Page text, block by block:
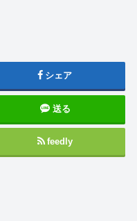
シェア
送る
feedly